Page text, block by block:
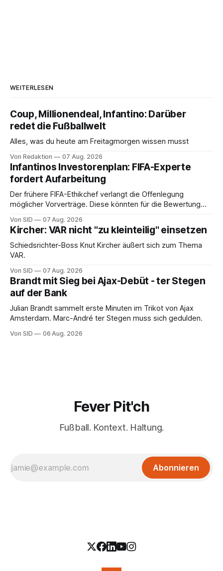
WEITERLESEN
Coup, Millionendeal, Infantino: Darüber
redet die Fußballwelt
Alles, was du heute am Freitagmorgen wissen musst
Von Redaktion 07 Aug. 2026
Infantinos Investorenplan: FIFA-Experte
fordert Aufarbeitung
Der frühere FIFA-Ethikchef verlangt die Offenlegung
möglicher Vorverträge. Diese könnten für die Bewertung
Von SID 07 Aug. 2026
Kircher: VAR nicht "zu kleinteilig" einsetzen
Schiedsrichter-Boss Knut Kircher äußert sich zum Thema
VAR.
Von SID 07 Aug. 2026
Brandt mit Sieg bei Ajax-Debüt - ter Stegen
auf der Bank
Julian Brandt sammelt erste Minuten im Trikot von Ajax
Amsterdam. Marc-André ter Stegen muss sich gedulden.
Von SID 06 Aug. 2026
Fever Pit'ch
Fußball. Kontext. Haltung.
Abonnieren